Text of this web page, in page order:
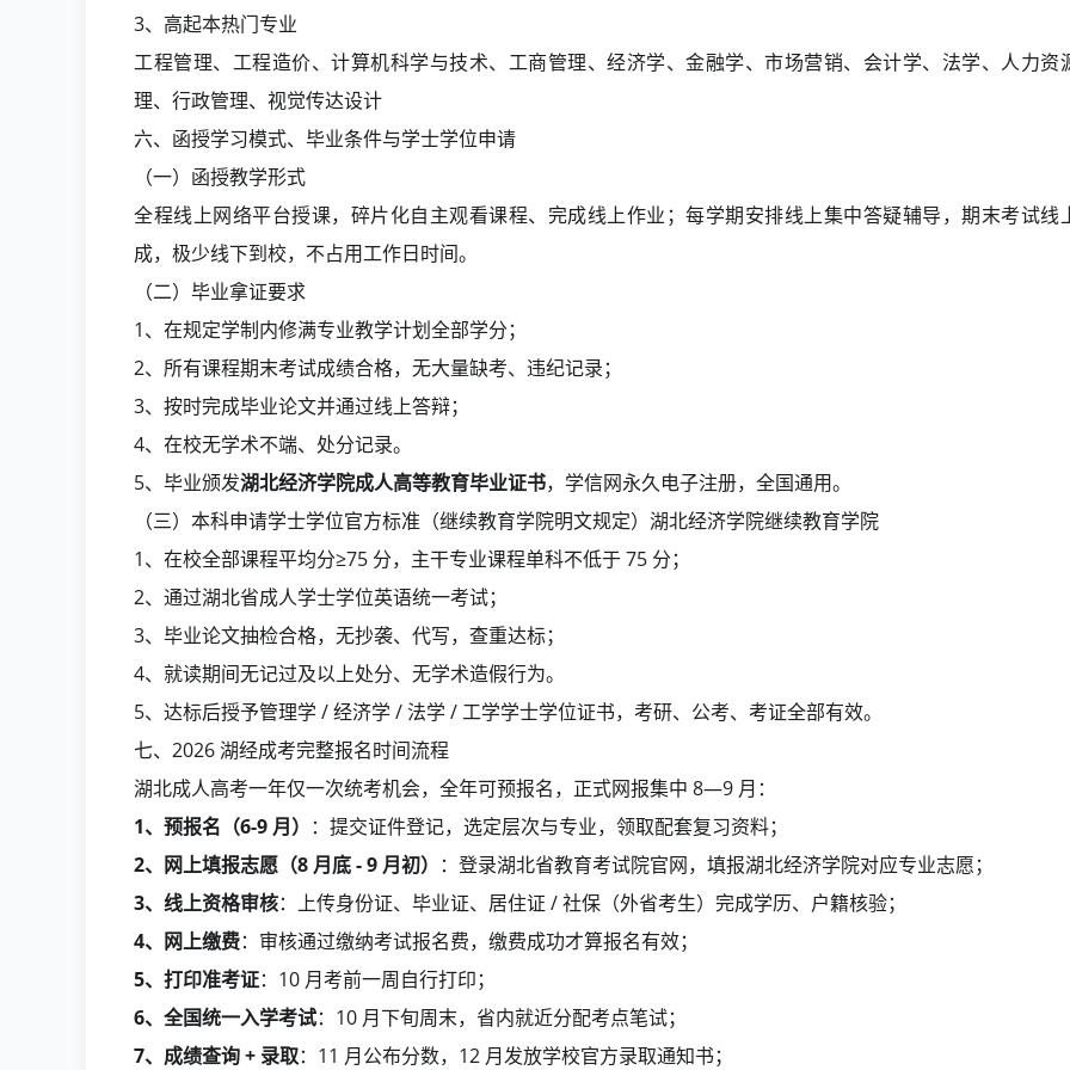
3、高起本热门专业
工程管理、工程造价、计算机科学与技术、工商管理、经济学、金融学、市场营销、会计学、法学、人力资
理、行政管理、视觉传达设计
六、函授学习模式、毕业条件与学士学位申请
（一）函授教学形式
全程线上网络平台授课，碎片化自主观看课程、完成线上作业；每学期安排线上集中答疑辅导，期末考试线
成，极少线下到校，不占用工作日时间。
（二）毕业拿证要求
1、在规定学制内修满专业教学计划全部学分；
2、所有课程期末考试成绩合格，无大量缺考、违纪记录；
3、按时完成毕业论文并通过线上答辩；
4、在校无学术不端、处分记录。
5、毕业颁发湖北经济学院成人高等教育毕业证书，学信网永久电子注册，全国通用。
（三）本科申请学士学位官方标准（继续教育学院明文规定）湖北经济学院继续教育学院
1、在校全部课程平均分≥75 分，主干专业课程单科不低于 75 分；
2、通过湖北省成人学士学位英语统一考试；
3、毕业论文抽检合格，无抄袭、代写，查重达标；
4、就读期间无记过及以上处分、无学术造假行为。
5、达标后授予管理学 / 经济学 / 法学 / 工学学士学位证书，考研、公考、考证全部有效。
七、2026 湖经成考完整报名时间流程
湖北成人高考一年仅一次统考机会，全年可预报名，正式网报集中 8—9 月：
1、预报名（6-9 月） ：提交证件登记，选定层次与专业，领取配套复习资料；
2、网上填报志愿（8 月底 - 9 月初） ：登录湖北省教育考试院官网，填报湖北经济学院对应专业志愿；
3、线上资格审核：上传身份证、毕业证、居住证 / 社保（外省考生）完成学历、户籍核验；
4、网上缴费：审核通过缴纳考试报名费，缴费成功才算报名有效；
5、打印准考证：10 月考前一周自行打印；
6、全国统一入学考试：10 月下旬周末，省内就近分配考点笔试；
7、成绩查询 + 录取：11 月公布分数，12 月发放学校官方录取通知书；